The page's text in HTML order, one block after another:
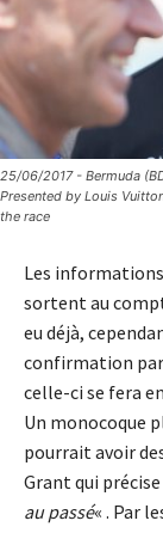
25/06/2017 - Bermuda
Presented by Louis
the race
Les
sortent au
eu déjà,
confirmation
celle-ci se fera
Un monocoque
pourrait avoir
Grant qui précise
au passé« . Par